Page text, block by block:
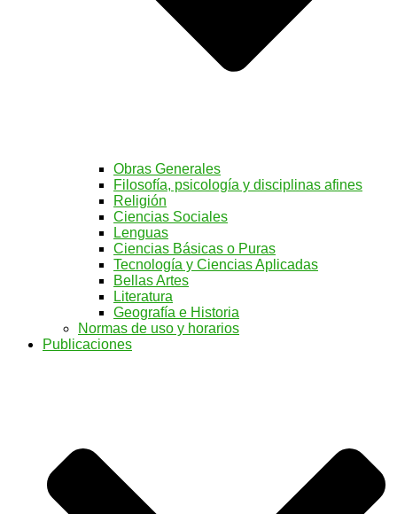
Obras Generales
Filosofía, psicología y disciplinas afines
Religión
Ciencias Sociales
Lenguas
Ciencias Básicas o Puras
Tecnología y Ciencias Aplicadas
Bellas Artes
Literatura
Geografía e Historia
Normas de uso y horarios
Publicaciones